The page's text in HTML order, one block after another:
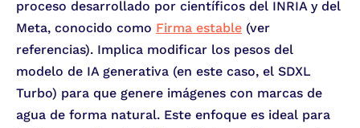
proceso desarrollado por científicos del INRIA y del
Meta, conocido como Firma estable (ver
referencias). Implica modificar los pesos del
modelo de IA generativa (en este caso, el SDXL
Turbo) para que genere imágenes con marcas de
agua de forma natural. Este enfoque es ideal para